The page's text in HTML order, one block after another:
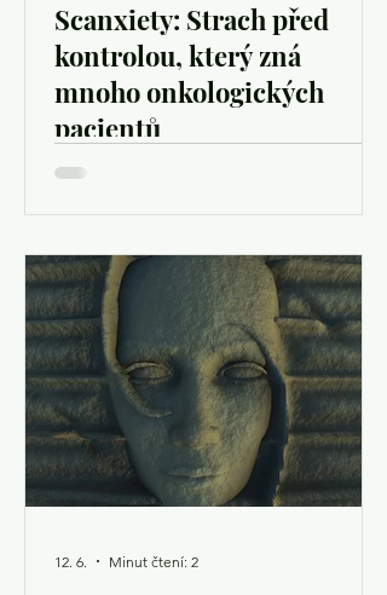
Scanxiety: Strach před
kontrolou, který zná
mnoho onkologických
pacientů
Po léčbě rakoviny se život pomalu vrací
nebo řešíte úplně obyčejné starosti.
Pak se ale v kalendáři objeví termín
kontroly. A najednou je všechno jinak.
Možná hůř spíte. Častěji přemýšlíte
nad tím, jestli vás nebolí záda víc než
obvykle. Každé píchnutí v těle začne
mít nový význam. Hlavou se honí
otázka: Co když se nemoc vrátila? Pro
tento stav existuje dokonce vlastní
12. 6. Minut čtení: 2